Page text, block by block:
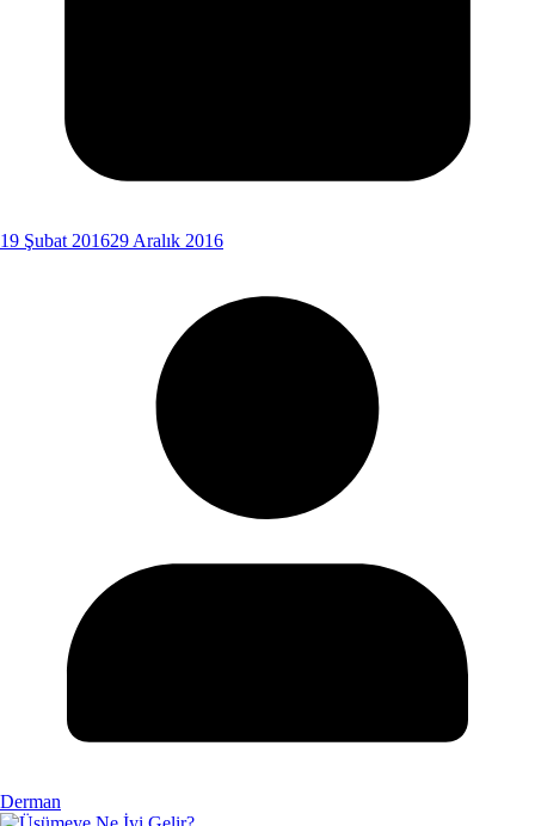
19 Şubat 201629 Aralık 2016
Derman